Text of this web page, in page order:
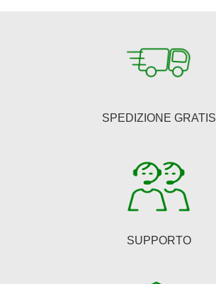
SPEDIZIONE GRATIS
SUPPORTO